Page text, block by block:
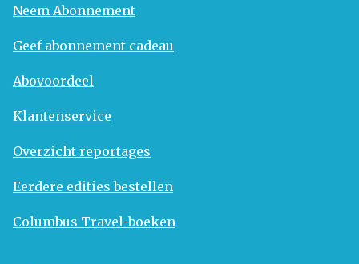
Neem Abonnement
Geef abonnement cadeau
Abovoordeel
Klantenservice
Overzicht reportages
Eerdere edities bestellen
Columbus Travel-boeken